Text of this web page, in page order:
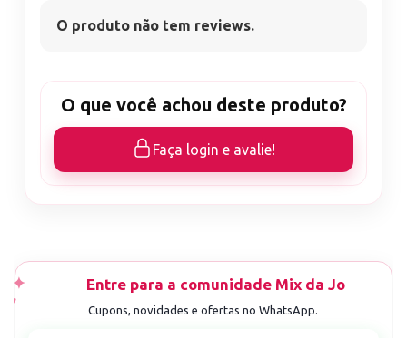
O produto não tem reviews.
O que você achou deste produto?
Faça login e avalie!